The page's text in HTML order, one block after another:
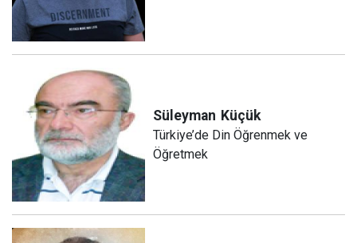
Süleyman Küçük
Türkiye’de Din Öğrenmek ve
Öğretmek